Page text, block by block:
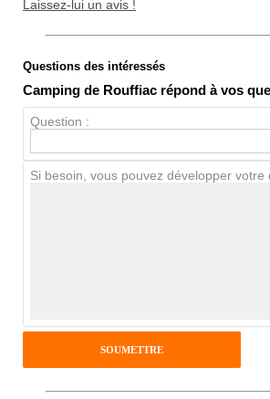
Laissez-lui un avis !
Note globale
Propreté
Questions des intéressés
Camping de Rouffiac répond à vos
Question :
Si besoin, vous pouvez développer votre